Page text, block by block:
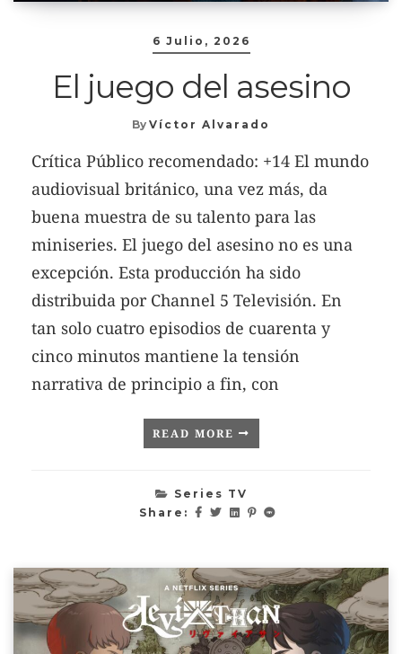
6 Julio, 2026
El juego del asesino
By Víctor Alvarado
Crítica Público recomendado: +14 El mundo
audiovisual británico, una vez más, da
buena muestra de su talento para las
miniseries. El juego del asesino no es una
excepción. Esta producción ha sido
distribuida por Channel 5 Televisión. En
tan solo cuatro episodios de cuarenta y
cinco minutos mantiene la tensión
narrativa de principio a fin, con
READ MORE
Series TV
Share: